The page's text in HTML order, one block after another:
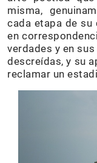
misma,
cada etapa de su
en
verdades y en
descreídas, y su
reclamar un